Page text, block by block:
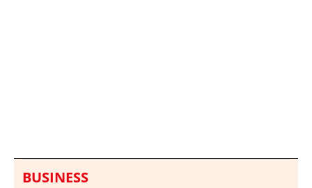
BUSINESS